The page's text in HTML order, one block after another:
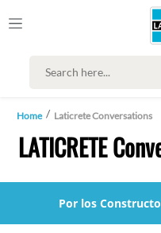
Home Laticrete Conversations
LATICRETE
Por los